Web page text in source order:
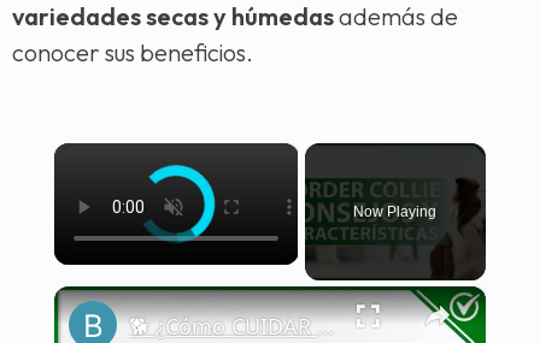
variedades secas y húmedasademás de
conocer sus beneficios.
×
Now Playing
×
🐕 ¿Cómo CUIDAR a un BORDER COLLIE correctamente? - Características y consejos 🐕